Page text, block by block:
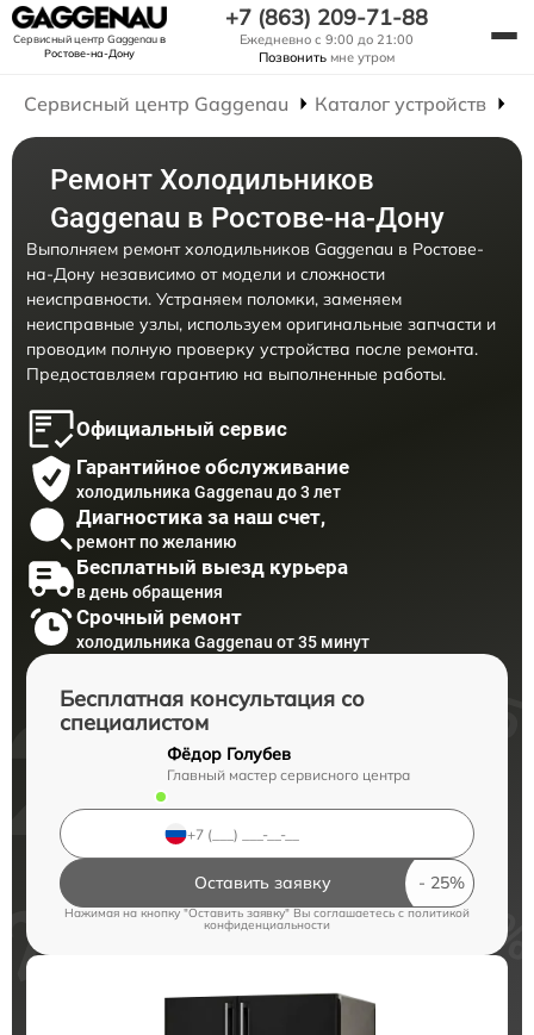
Сервисный центр Gaggenauв
Ростове-на-Дону
+7 (863) 209-71-88
Ежедневно с 9:00 до 21:00
Позвонить мне утром
Сервисный центр Gaggenau Каталог устройств
Ремонт Холодильников
Gaggenau в Ростове-на-Дону
Выполняем ремонт холодильников Gaggenau в Ростове-
на-Дону независимо от модели и сложности
неисправности. Устраняем поломки, заменяем
неисправные узлы, используем оригинальные запчасти и
проводим полную проверку устройства после ремонта.
Предоставляем гарантию на выполненные работы.
Официальный сервис
Гарантийное обслуживание
холодильника Gaggenau до 3 лет
Диагностика за наш счет,
ремонт по желанию
Бесплатный выезд курьера
в день обращения
Срочный ремонт
холодильника Gaggenau от 35 минут
Бесплатная консультация со
специалистом
Фёдор Голубев
Главный мастер сервисного центра
Оставить заявку
Нажимая на кнопку "Оставить заявку" Вы соглашаетесь cполитикой
конфиденциальности